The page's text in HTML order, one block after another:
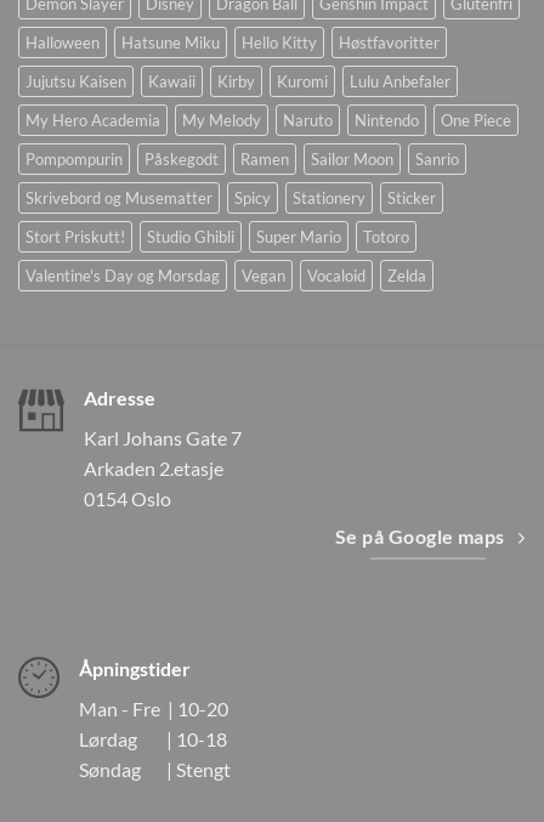
Demon Slayer
Disney Dragon Ball Genshin Impact
Glutenfri
Halloween
Hatsune Miku Hello Kitty
Høstfavoritter
Jujutsu Kaisen
Kawaii Kirby Kuromi
Lulu Anbefaler
My Hero Academia
My Melody Naruto Nintendo
One Piece
Pompompurin
Påskegodt Ramen Sailor Moon
Sanrio
Skrivebord og Musematter
Spicy Stationery
Sticker
Stort Priskutt!
Studio Ghibli Super Mario
Totoro
Valentine's Day og Morsdag
Vegan Vocaloid Zelda
Adresse
Karl Johans Gate 7
Arkaden 2.etasje
0154 Oslo
Se på Google maps
Åpningstider
Man - Fre | 10-20
Lørdag | 10-18
Søndag | Stengt